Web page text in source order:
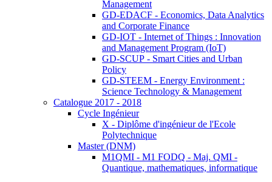
Management
GD-EDACF - Economics, Data Analytics
and Corporate Finance
GD-IOT - Internet of Things : Innovation
and Management Program (IoT)
GD-SCUP - Smart Cities and Urban
Policy
GD-STEEM - Energy Environment :
Science Technology & Management
Catalogue 2017 - 2018
Cycle Ingénieur
X - Diplôme d'ingénieur de l'Ecole
Polytechnique
Master (DNM)
M1QMI - M1 FODQ - Maj. QMI -
Quantique, mathematiques, informatique